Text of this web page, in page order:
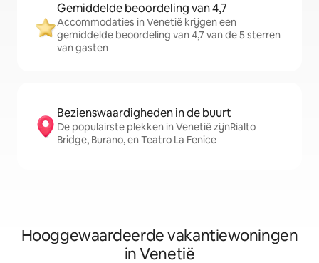
Gemiddelde beoordeling van 4,7
Accommodaties in Venetië krijgen een
gemiddelde beoordeling van 4,7 van de 5 sterren
van gasten
Bezienswaardigheden in de buurt
De populairste plekken in Venetië zijnRialto
Bridge, Burano, en Teatro La Fenice
Hooggewaardeerde vakantiewoningen
in Venetië